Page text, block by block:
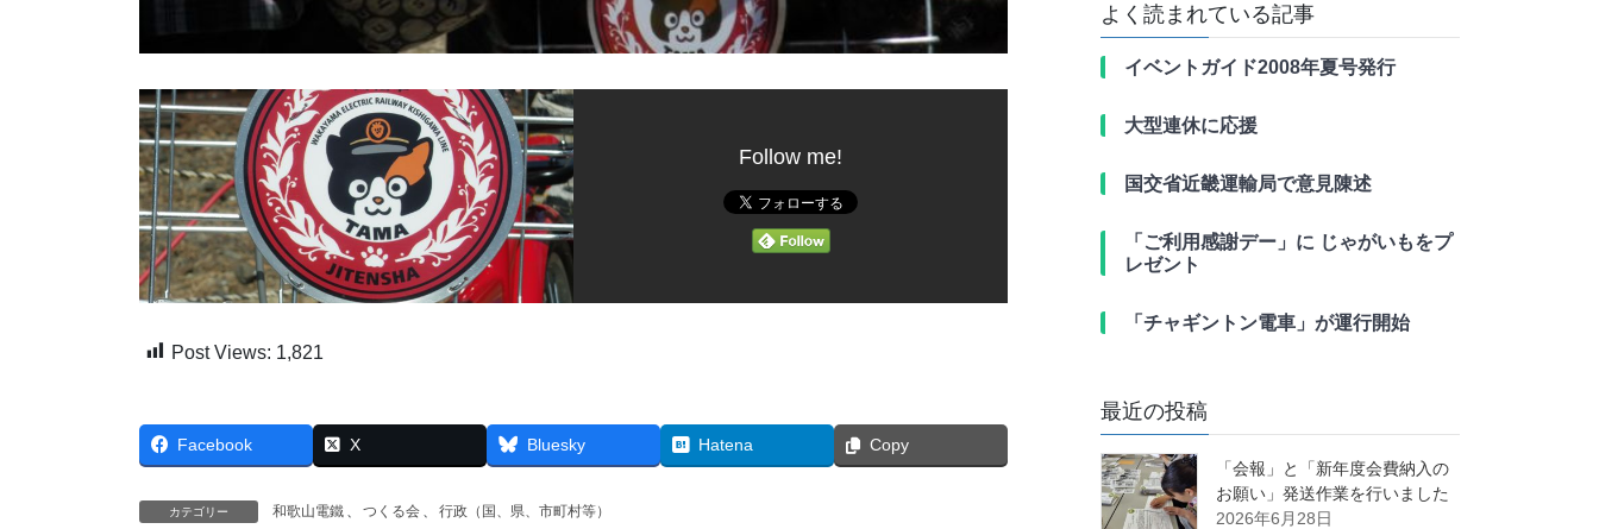
Follow me!
Post Views: 1,821
Facebook X Bluesky Hatena Copy
カテゴリー 和歌山電鐵 つくる会 行政（国、県、市町村等）
よく読まれている記事
イベントガイド2008年夏号発行
大型連休に応援
国交省近畿運輸局で意見陳述
「ご利用感謝デー」に じゃがいもをプ
レゼント
「チャギントン電車」が運行開始
最近の投稿
「会報」と「新年度会費納入の
お願い」発送作業を行いました
2026年6月28日